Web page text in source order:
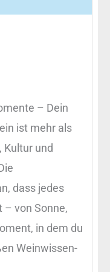
– Dein
ist mehr als
Kultur und
dass jedes
– von Sonne,
in dem du
Weinwissen-